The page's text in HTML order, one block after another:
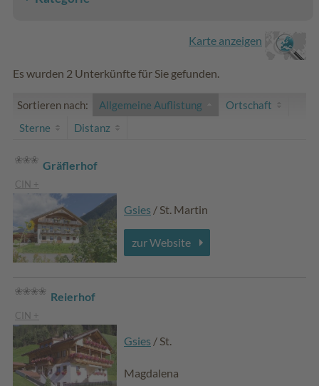
Karte anzeigen
Es wurden 2 Unterkünfte für Sie gefunden.
Sortieren nach: Allgemeine Auflistung
Ortschaft
Sterne
Distanz
Gräflerhof
CIN +
Gsies / St. Martin
zur Website
Reierhof
CIN +
Gsies / St.
Magdalena